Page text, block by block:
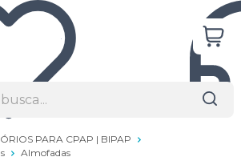
PARA CPAP | BIPAP
Almofadas